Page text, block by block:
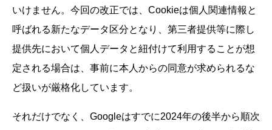
いけません。今回の改正では、Cookieは個人関連情報と
呼ばれる新たなデータ区分となり、第三者提供等に際し
提供先において個人データと紐付けて利用することが想
定される場合は、事前に本人からの同意が求められるな
ど扱いが厳格化しています。
それだけでなく、Googleはすでに2024年の後半から順次